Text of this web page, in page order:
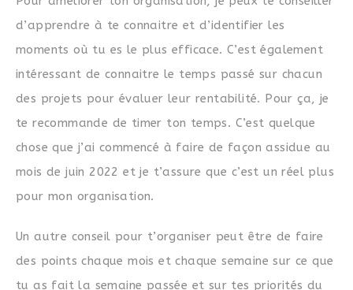
d’apprendre à te connaitre et d’identifier les
moments où tu es le plus efficace. C’est également
intéressant de connaitre le temps passé sur chacun
des projets pour évaluer leur rentabilité. Pour ça, je
te recommande de timer ton temps. C’est quelque
chose que j’ai commencé à faire de façon assidue au
mois de juin 2022 et je t’assure que c’est un réel plus
pour mon organisation.
Un autre conseil pour t’organiser peut être de faire
des points chaque mois et chaque semaine sur ce que
tu as fait la semaine passée et sur tes priorités du